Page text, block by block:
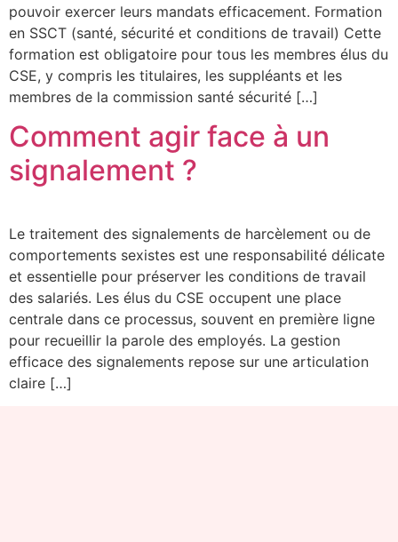
pouvoir exercer leurs mandats efficacement. Formation
en SSCT (santé, sécurité et conditions de travail) Cette
formation est obligatoire pour tous les membres élus du
CSE, y compris les titulaires, les suppléants et les
membres de la commission santé sécurité […]
Comment agir face à un
signalement ?
Le traitement des signalements de harcèlement ou de
comportements sexistes est une responsabilité délicate
et essentielle pour préserver les conditions de travail
des salariés. Les élus du CSE occupent une place
centrale dans ce processus, souvent en première ligne
pour recueillir la parole des employés. La gestion
efficace des signalements repose sur une articulation
claire […]